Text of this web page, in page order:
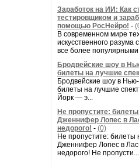
Заработок на ИИ: Как
тестировщиком и
помощью РосНейро! -
В современном мире
искусственного разума
все более популярными
Бродвейские шоу в
билеты на лучшие
Бродвейские шоу в
билеты на лучшие
Йорк — э...
Не пропустите:
Дженнифер Лопес в
недорого! - (0)
Не пропустите: билеты
Дженнифер Лопес в
недорого! Не пропусти...